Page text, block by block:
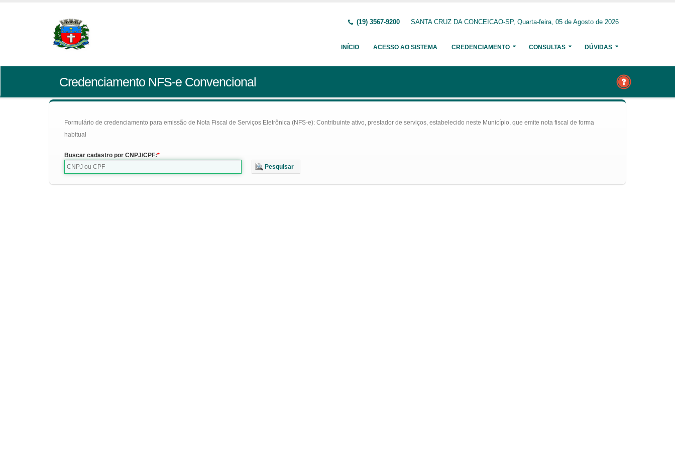
(19) 3567-9200 SANTA CRUZ DA CONCEICAO-SP, Quarta-feira, 05 de Agosto de 2026
INÍCIO ACESSO AO SISTEMA CREDENCIAMENTO CONSULTAS DÚVIDAS
Credenciamento NFS-e Convencional
Formulário de credenciamento para emissão de Nota Fiscal de Serviços Eletrônica (NFS-e): Contribuinte ativo, prestador de serviços, estabelecido neste Município, que emite nota fiscal de forma
habitual
Buscar cadastro por CNPJ/CPF:
Pesquisar